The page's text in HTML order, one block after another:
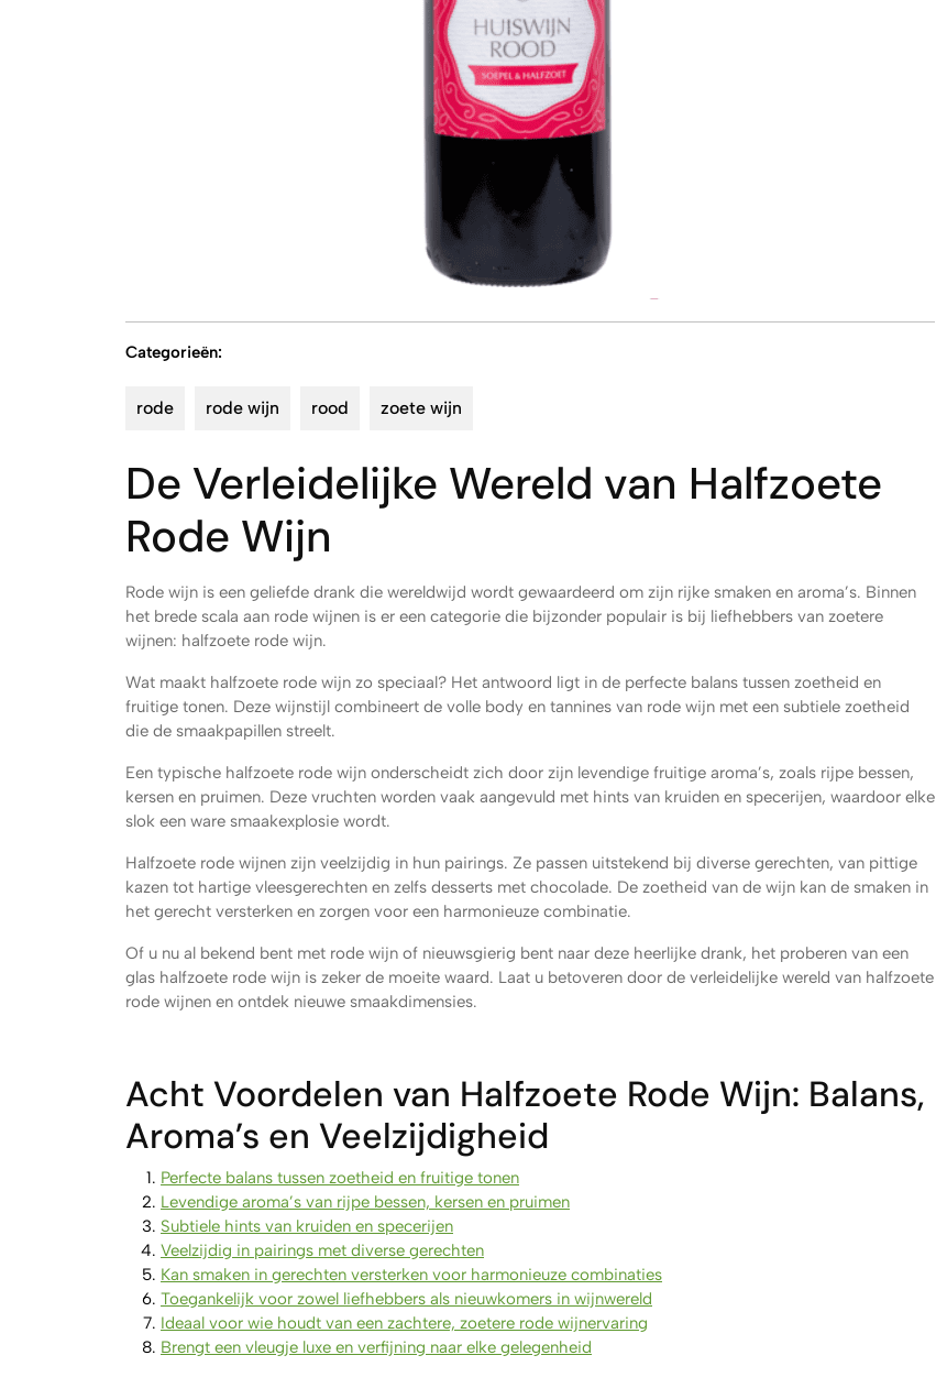
Categorieën:
rode rode wijn rood zoete wijn
De Verleidelijke Wereld van Halfzoete
Rode Wijn
Rode wijn is een geliefde drank die wereldwijd wordt gewaardeerd om zijn rijke smaken en aroma’s. Binnen
het brede scala aan rode wijnen is er een categorie die bijzonder populair is bij liefhebbers van zoetere
wijnen: halfzoete rode wijn.
Wat maakt halfzoete rode wijn zo speciaal? Het antwoord ligt in de perfecte balans tussen zoetheid en
fruitige tonen. Deze wijnstijl combineert de volle body en tannines van rode wijn met een subtiele zoetheid
die de smaakpapillen streelt.
Een typische halfzoete rode wijn onderscheidt zich door zijn levendige fruitige aroma’s, zoals rijpe bessen,
kersen en pruimen. Deze vruchten worden vaak aangevuld met hints van kruiden en specerijen, waardoor elke
slok een ware smaakexplosie wordt.
Halfzoete rode wijnen zijn veelzijdig in hun pairings. Ze passen uitstekend bij diverse gerechten, van pittige
kazen tot hartige vleesgerechten en zelfs desserts met chocolade. De zoetheid van de wijn kan de smaken in
het gerecht versterken en zorgen voor een harmonieuze combinatie.
Of u nu al bekend bent met rode wijn of nieuwsgierig bent naar deze heerlijke drank, het proberen van een
glas halfzoete rode wijn is zeker de moeite waard. Laat u betoveren door de verleidelijke wereld van halfzoete
rode wijnen en ontdek nieuwe smaakdimensies.
Acht Voordelen van Halfzoete Rode Wijn: Balans,
Aroma’s en Veelzijdigheid
Perfecte balans tussen zoetheid en fruitige tonen
Levendige aroma’s van rijpe bessen, kersen en pruimen
Subtiele hints van kruiden en specerijen
Veelzijdig in pairings met diverse gerechten
Kan smaken in gerechten versterken voor harmonieuze combinaties
Toegankelijk voor zowel liefhebbers als nieuwkomers in wijnwereld
Ideaal voor wie houdt van een zachtere, zoetere rode wijnervaring
Brengt een vleugje luxe en verfijning naar elke gelegenheid